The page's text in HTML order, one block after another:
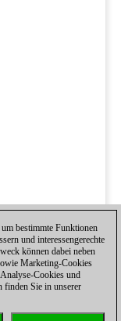
bestimmte Funktionen
und interessengerechte
können dabei neben
Marketing-Cookies
Cookies und
finden Sie in unserer